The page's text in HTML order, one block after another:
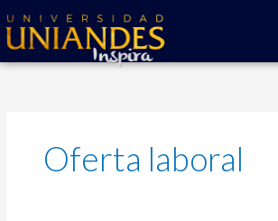
al
contenido
Oferta laboral